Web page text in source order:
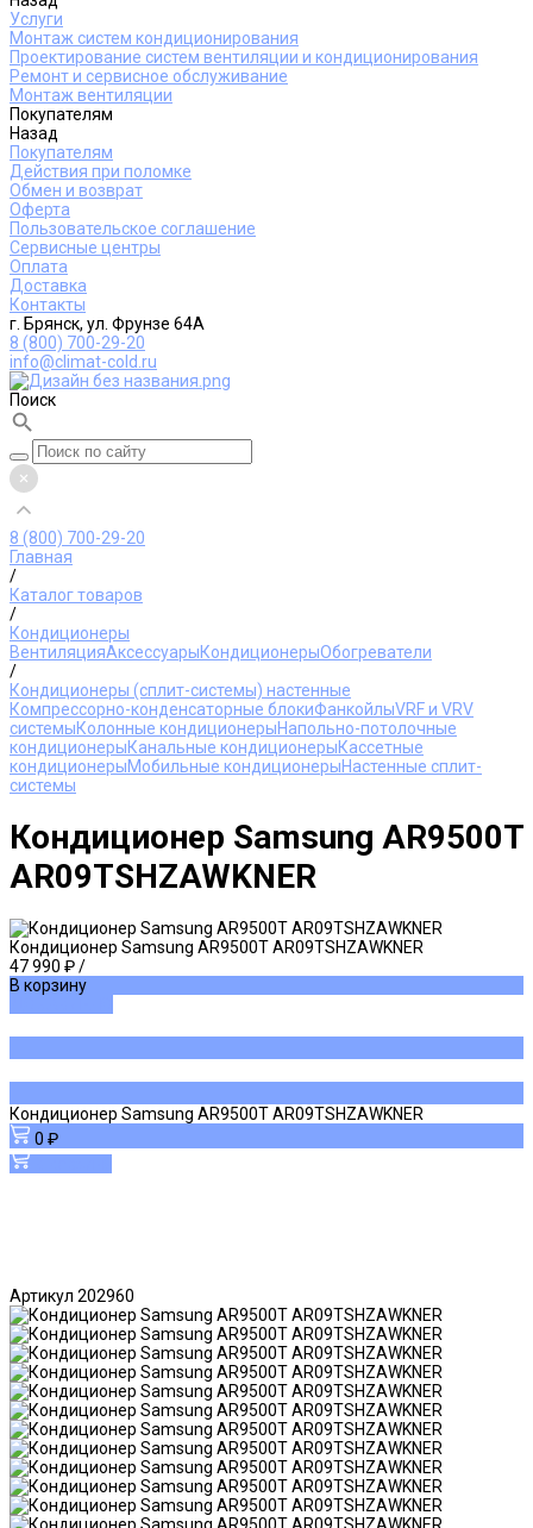
Услуги
Монтаж систем кондиционирования
Проектирование систем вентиляции и кондиционирования
Ремонт и сервисное обслуживание
Монтаж вентиляции
Покупателям
Назад
Покупателям
Действия при поломке
Обмен и возврат
Оферта
Пользовательское соглашение
Сервисные центры
Оплата
Доставка
Контакты
г. Брянск, ул. Фрунзе 64А
8 (800) 700-29-20
info@climat-cold.ru
Поиск
8 (800) 700-29-20
Главная
/
Каталог товаров
/
Кондиционеры
ВентиляцияАксессуарыКондиционерыОбогреватели
/
Кондиционеры (сплит-системы) настенные
Компрессорно-конденсаторные блокиФанкойлыVRF и VRV
системыКолонные кондиционерыНапольно-потолочные
кондиционерыКанальные кондиционерыКассетные
кондиционерыМобильные кондиционерыНастенные сплит-
системы
Кондиционер Samsung AR9500T
AR09TSHZAWKNER
Кондиционер Samsung AR9500T AR09TSHZAWKNER
47 990 ₽/
В корзину
Кондиционер Samsung AR9500T AR09TSHZAWKNER
0 ₽
Артикул 202960